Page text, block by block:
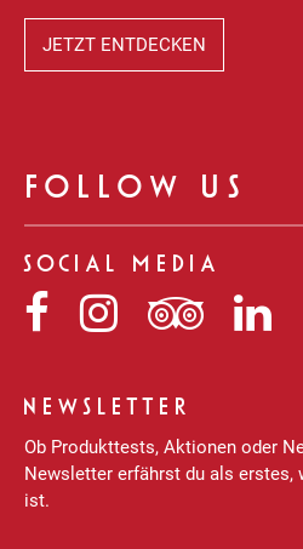
JETZT ENTDECKEN
FOLLOW US
SOCIAL MEDIA
NiedereggerNiederegger
auf
Niederegger
auf
NEWSLETTER
Ob Produkttests, Aktionen oder
Newsletter erfährst du als erstes,
ist.